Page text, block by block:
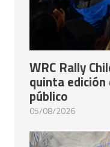
WRC Rally
quinta edición
público
05/08/2026